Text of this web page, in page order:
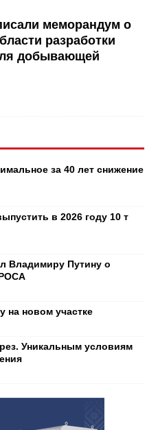
меморандум о
разработки
добывающей
за 40 лет снижение
в 2026 году 10 т
Владимиру Путину о
на новом участке
Уникальным условиям